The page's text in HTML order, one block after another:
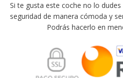
Si te gusta este coche no lo
seguridad de manera cómoda y
Podrás hacerlo en